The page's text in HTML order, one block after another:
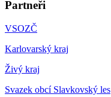
Partneři
VSOZČ
Karlovarský kraj
Živý kraj
Svazek obcí Slavkovský les